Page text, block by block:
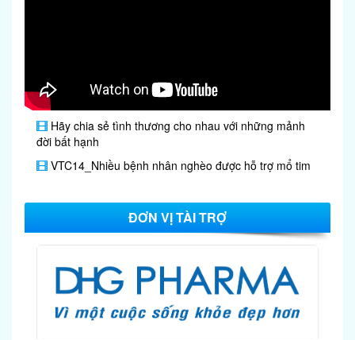
Hãy chia sẻ tình thương cho nhau với những mảnh
đời bất hạnh
VTC14_Nhiều bệnh nhân nghèo được hỗ trợ mổ tim
ĐƠN VỊ TÀI TRỢ